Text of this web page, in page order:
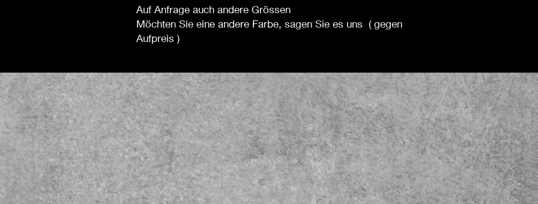
Auf Anfrage auch andere Grössen
Möchten Sie eine andere Farbe, sagen Sie es uns ( gegen
Aufpreis )